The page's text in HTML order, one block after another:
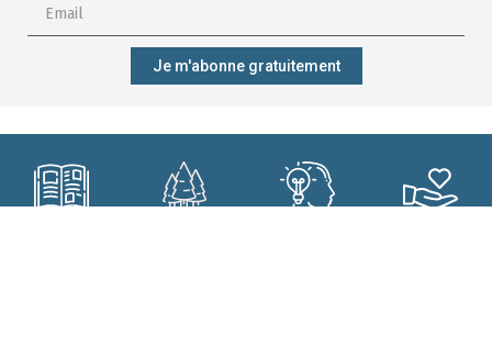
Je m'abonne gratuitement